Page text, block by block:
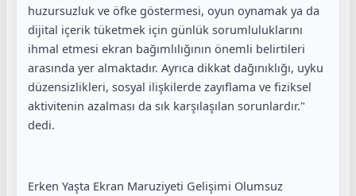
huzursuzluk ve öfke göstermesi, oyun oynamak ya da
dijital içerik tüketmek için günlük sorumluluklarını
ihmal etmesi ekran bağımlılığının önemli belirtileri
arasında yer almaktadır. Ayrıca dikkat dağınıklığı, uyku
düzensizlikleri, sosyal ilişkilerde zayıflama ve fiziksel
aktivitenin azalması da sık karşılaşılan sorunlardır."
dedi.
Erken Yaşta Ekran Maruziyeti Gelişimi Olumsuz